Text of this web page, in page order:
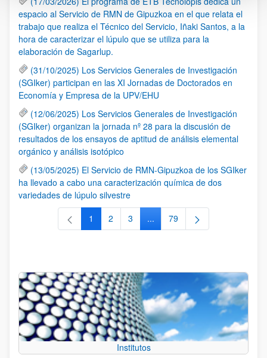
espacio al Servicio de RMN de Gipuzkoa en el que relata el
trabajo que realiza el Técnico del Servicio, Iñaki Santos, a la
hora de caracterizar el lúpulo que se utiliza para la
elaboración de Sagarlup.
(31/10/2025) Los Servicios Generales de Investigación
(SGIker) participan en las XI Jornadas de Doctorados en
Economía y Empresa de la UPV/EHU
(12/06/2025) Los Servicios Generales de Investigación
(SGIker) organizan la jornada nº 28 para la discusión de
resultados de los ensayos de aptitud de análisis elemental
orgánico y análisis isotópico
(13/05/2025) El Servicio de RMN-Gipuzkoa de los SGIker
ha llevado a cabo una caracterización química de dos
variedades de lúpulo silvestre
Página
1 Página
2 Página
3 ...Páginas intermedias Use TAB
Página
79
Institutos